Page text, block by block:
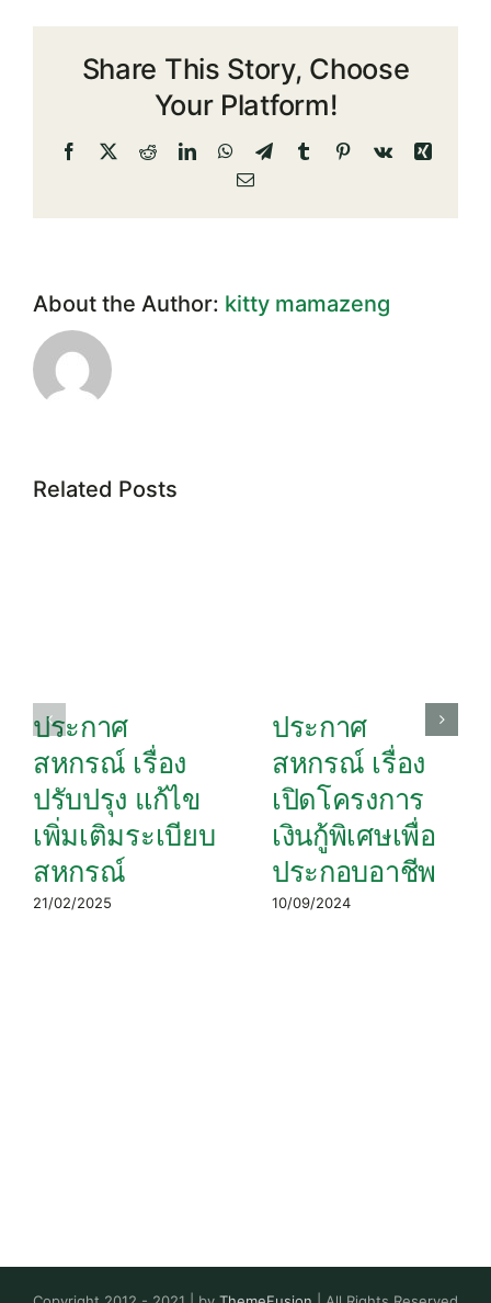
เลือก
บุคคล
เพื่อ
เป็น
Share This Story, Choose
Your Platform!
Facebook
X RedditLinkedInWhatsApp
TelegramTumblrPinterest
Vk
Xing
Email
About the Author: kitty mamazeng
Related Posts
ประกาศ
สหกรณ์ เรื่อง
ปรับปรุง แก้ไข
เพิ่มเติมระเบียบ
สหกรณ์
21/02/2025
ประกาศ
สหกรณ์ เรื่อง
เปิดโครงการ
เงินกู้พิเศษเพื่อ
ประกอบอาชีพ
10/09/2024